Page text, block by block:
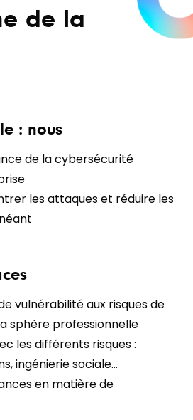
de la
: nous
de la cybersécurité
les attaques et réduire les
vulnérabilité aux risques de
sphère professionnelle
les différents risques :
ingénierie sociale…
en matière de